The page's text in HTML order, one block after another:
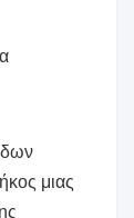
μιας